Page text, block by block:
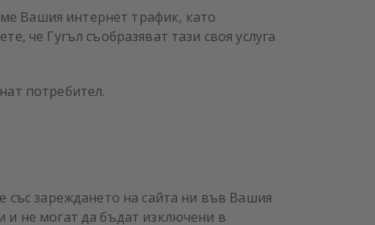
Вашия интернет трафик, като
че Гугъл съобразяват тази своя услуга
потребител.
със зареждането на сайта ни във Вашия
и не могат да бъдат изключени в